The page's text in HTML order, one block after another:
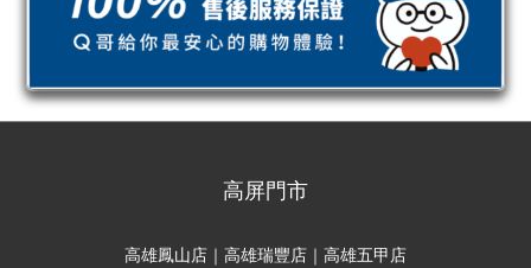
高屏門市
高雄鳳山店｜高雄瑞豐店｜高雄五甲店